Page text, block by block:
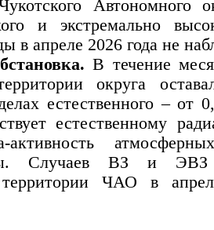
Автономного
и экстремально
в апреле 2026 года не
В течение
округа
естественного – от
естественному
активность
Случаев ВЗ и ЭВЗ
территории ЧАО в